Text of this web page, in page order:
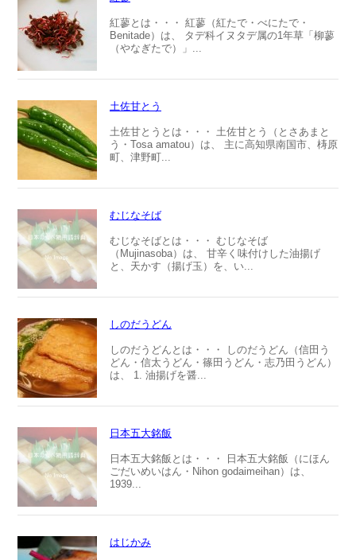
紅蓼とは・・・ 紅蓼（紅たで・べにたで・
Benitade）は、 タデ科イヌタデ属の1年草「柳蓼
（やなぎたで）」...
土佐甘とう
土佐甘とうとは・・・ 土佐甘とう（とさあまと
う・Tosa amatou）は、 主に高知県南国市、梼原
町、津野町...
むじなそば
むじなそばとは・・・ むじなそば
（Mujinasoba）は、 甘辛く味付けした油揚げ
と、天かす（揚げ玉）を、い...
しのだうどん
しのだうどんとは・・・ しのだうどん（信田う
どん・信太うどん・篠田うどん・志乃田うどん）
は、 1. 油揚げを醤...
日本五大銘飯
日本五大銘飯とは・・・ 日本五大銘飯（にほん
ごだいめいはん・Nihon godaimeihan）は、
1939...
はじかみ